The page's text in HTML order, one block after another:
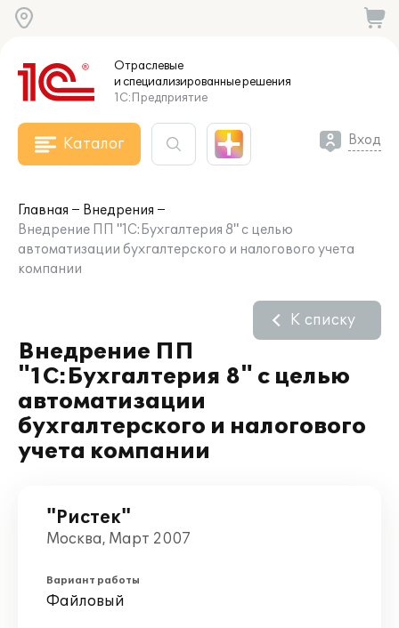
Отраслевые
и специализированныерешения
1С:Предприятие
Каталог Вход
Главная
Внедрения
Внедрение ПП "1С:Бухгалтерия 8" с целью
автоматизации бухгалтерского и налогового учета
компании
Внедрение ПП
"1С:Бухгалтерия 8" с целью
автоматизации
бухгалтерского и налогового
учета компании
К списку
"Ристек"
Москва, Март 2007
Вариант работы
Файловый